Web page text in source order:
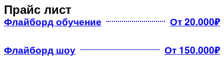
Прайс лист
Флайборд обучение От 20.000₽
Флайборд шоу От 150.000₽